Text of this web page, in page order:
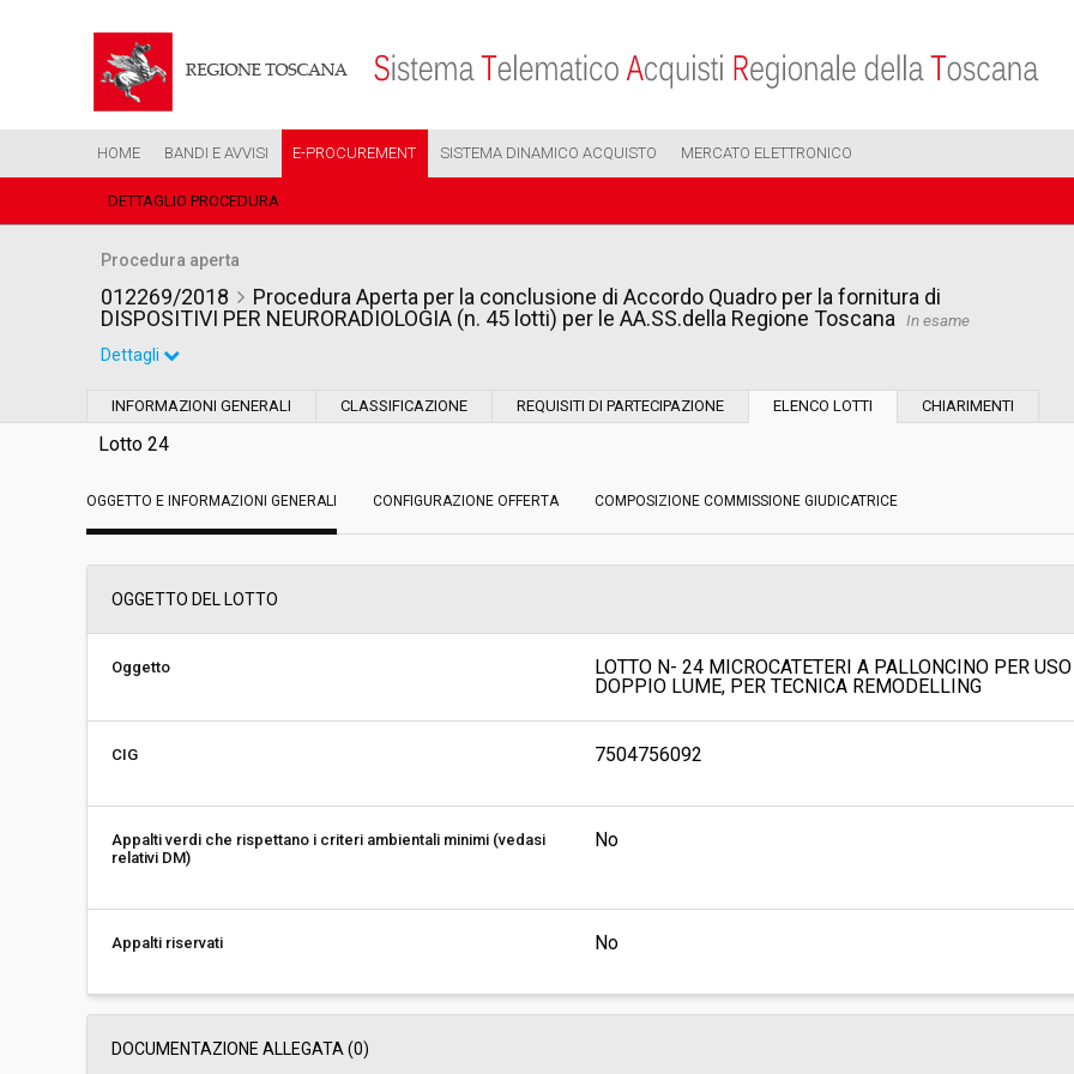
HOME BANDI E AVVISI E-PROCUREMENT SISTEMA DINAMICO ACQUISTO MERCATO ELETTRONICO
DETTAGLIO PROCEDURA
Procedura aperta
012269/2018
Procedura Aperta per la conclusione di Accordo Quadro per la fornitura di
DISPOSITIVI PER NEURORADIOLOGIA (n. 45 lotti) per le AA.SS.della Regione Toscana
In esame
Tipo di contratto:
Data pubblicazione: 12/06/2018 16:22 Scelta del contraente:
Svolgimento: Gara in busta chiusa Valore stimato della procedura:
Dettagli
INFORMAZIONI GENERALI CLASSIFICAZIONE REQUISITI DI PARTECIPAZIONE ELENCO LOTTI CHIARIMENTI
Lotto 24
OGGETTO E INFORMAZIONI GENERALI CONFIGURAZIONE OFFERTA COMPOSIZIONE COMMISSIONE GIUDICATRICE
OGGETTO DEL LOTTO
Oggetto
LOTTO N- 24 MICROCATETERI A PALLONCINO PER
DOPPIO LUME, PER TECNICA REMODELLING
CIG 7504756092
Appalti verdi che rispettano i criteri ambientali minimi (vedasi
relativi DM)
No
Appalti riservati No
DOCUMENTAZIONE ALLEGATA (0)